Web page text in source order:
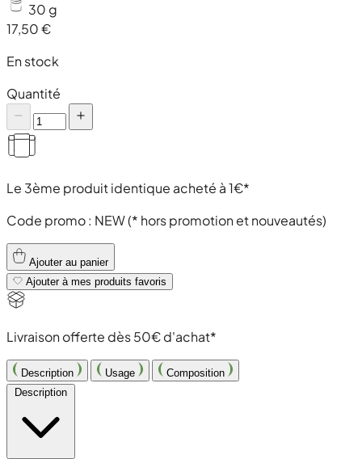
30 g
17,50 €
En stock
Quantité
Le 3ème produit identique acheté à 1€*
Code promo : NEW(* hors promotion et nouveautés)
Ajouter au panier
Ajouter à mes produits favoris
Livraison offerte dès 50€ d'achat*
Description Usage
Composition
Description